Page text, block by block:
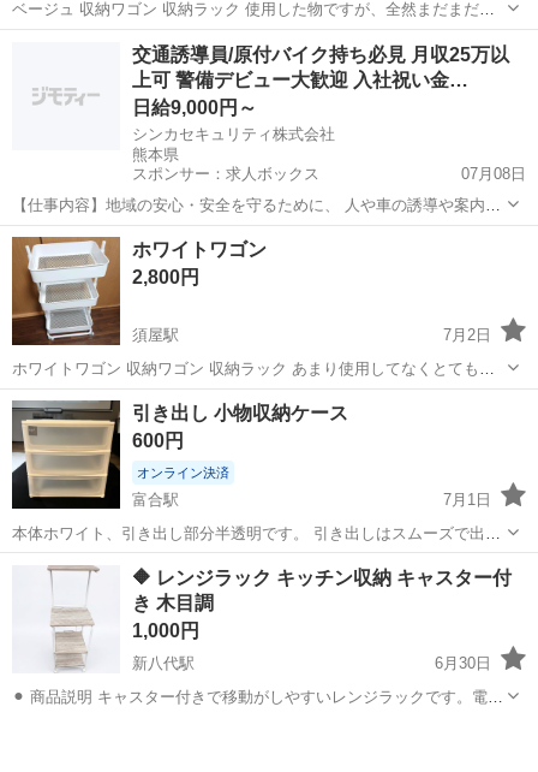
ベージュ 収納ワゴン 収納ラック 使用した物ですが、全然まだまだ使
用可能！ 綺麗ですが、使用していた物なので 傷や汚れがある物とお考
須屋駅 収納家具 ワゴン
交通誘導員/原付バイク持ち必見 月収25万以
上可 警備デビュー大歓迎 入社祝い金…
日給9,000円～
シンカセキュリティ株式会社
熊本県
スポンサー：求人ボックス
07月08日
【仕事内容】地域の安心・安全を守るために、 人や車の誘導や案内を
お願いいたします。 具体的には ・車や歩行者の誘導案内 ・周辺の安
全確認 など グループ会社だからこその安定感・働きやすさがありま
す。 はじめての方でも周りに聞ける環...
アルバイト・パート
ホワイトワゴン
2,800円
須屋駅
7月2日
ホワイトワゴン 収納ワゴン 収納ラック あまり使用してなくとても綺
麗です
熊本 熊本市 須屋駅 収納家具
引き出し 小物収納ケース
600円
オンライン決済
富合駅
7月1日
本体ホワイト、引き出し部分半透明です。 引き出しはスムーズで出し
入れしやすいです。 サイズは画像3枚目をご参照ください。
熊本 熊本市 収納家具
🔶 レンジラック キッチン収納 キャスター付
き 木目調
1,000円
新八代駅
6月30日
⚫︎ 商品説明 キャスター付きで移動がしやすいレンジラックです。電子